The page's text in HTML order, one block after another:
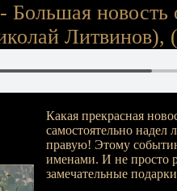
новость
Литвинов),
Какая прекрасная
самостоятельно
правую! Этому
именами. И не просто
замечательные